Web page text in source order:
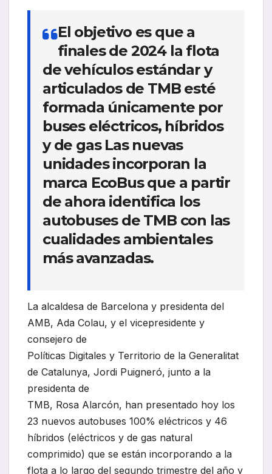
El objetivo es que a
finales de 2024 la flota
de vehículos estándar y
articulados de TMB esté
formada únicamente por
buses eléctricos, híbridos
y de gas Las nuevas
unidades incorporan la
marca EcoBus que a partir
de ahora identifica los
autobuses de TMB con las
cualidades ambientales
más avanzadas.
La alcaldesa de Barcelona y presidenta del
AMB, Ada Colau, y el vicepresidente y
consejero de
Políticas Digitales y Territorio de la Generalitat
de Catalunya, Jordi Puigneró, junto a la
presidenta de
TMB, Rosa Alarcón, han presentado hoy los
23 nuevos autobuses 100% eléctricos y 46
híbridos (eléctricos y de gas natural
comprimido) que se están incorporando a la
flota a lo largo del segundo trimestre del año y